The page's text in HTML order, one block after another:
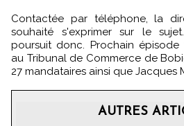
Contactée par téléphone, la
souhaité s'exprimer sur le
poursuit donc. Prochain
au Tribunal de Commerce de
27 mandataires ainsi que Jacques
AUTRES